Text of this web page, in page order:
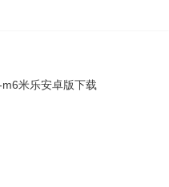
米乐安卓版下载